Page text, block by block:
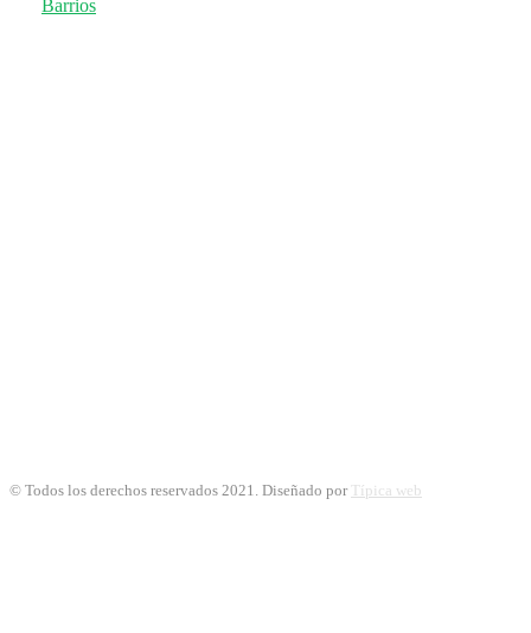
© Todos los derechos reservados 2021. Diseñado por Típica web